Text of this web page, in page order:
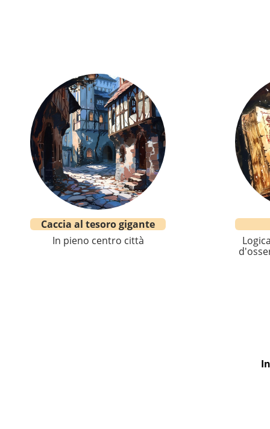
Caccia al tesoro gigante
In pieno centro città